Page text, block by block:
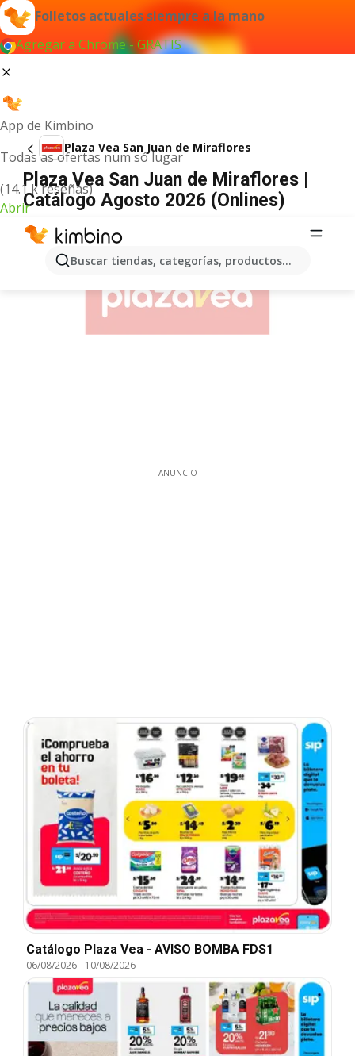
Folletos actuales siempre a la mano
Agregar a Chrome - GRATIS
App de Kimbino
Todas as ofertas num só lugar
(14.1 k reseñas)
Abrir
Buscar tiendas, categorías, productos...
Plaza Vea San Juan de Miraflores
Plaza Vea San Juan de Miraflores |
Catálogo Agosto 2026 (Onlines)
ANUNCIO
Catálogo Plaza Vea - AVISO BOMBA FDS1
06/08/2026- 10/08/2026